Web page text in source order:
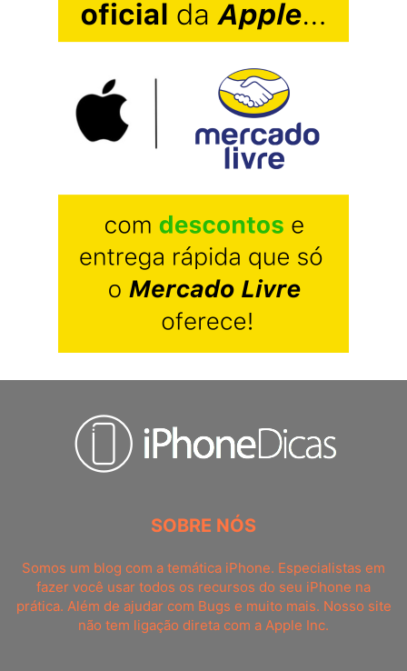
SOBRE NÓS
Somos um blog com a temática iPhone. Especialistas em
fazer você usar todos os recursos do seu iPhone na
prática. Além de ajudar com Bugs e muito mais. Nosso site
não tem ligação direta com a Apple Inc.